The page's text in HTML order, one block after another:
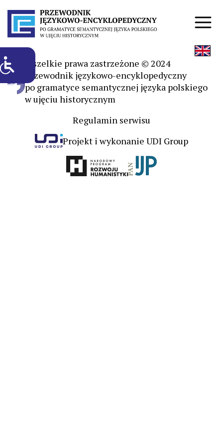
Wszelkie prawa zastrzeżone © 2024
Przewodnik językowo-encyklopedyczny
po gramatyce semantycznej języka polskiego
w ujęciu historycznym
Regulamin serwisu
Projekt i wykonanie UDI Group